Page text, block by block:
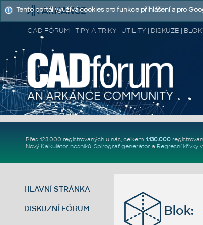
CAD FÓRUM - TIPY A TRIKY | UTILITY | DISKUZE |
Přes 123.000 registrovaných u nás, celkem 1.130.000
Nový Kalkulátor nosníků, Spirograf generátor a Regresní křivkyv
HLAVNÍ STRÁNKA
DISKUZNÍ FÓRUM Blok:
Tento portál využívá cookies pro funkce přihlášení a pro